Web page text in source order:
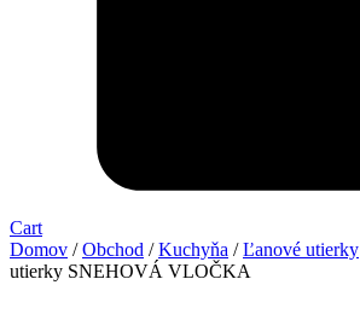
Cart
Domov /Obchod /Kuchyňa /Ľanové utierky
utierky SNEHOVÁ VLOČKA